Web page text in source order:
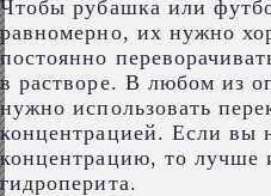
Чтобы рубашка или
равномерно, их нужно
постоянно
в растворе. В любом из
нужно использовать
концентрацией. Если вы
концентрацию, то лучше
гидроперита.